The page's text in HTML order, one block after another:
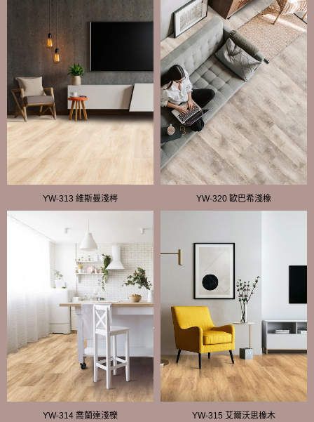
YW-313 維斯曼淺梣 YW-320 歐巴希淺橡
YW-314 喬蘭達淺櫟 YW-315 艾爾沃思橡木